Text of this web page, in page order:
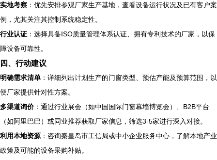
实地考察 ：优先安排参观厂家生产基地，查看设备运行状况及已有客户案
例，尤其关注其控制系统稳定性。
行业认证 ：选择具备ISO质量管理体系认证、拥有专利技术的厂家，以保
障设备可靠性。
四、行动建议
明确需求清单 ：详细列出计划生产的门窗类型、预估产能及预算范围，以
便厂家提供针对性方案。
多渠道询价：通过行业展会（如中国国际门窗幕墙博览会）、B2B平台
（如阿里巴巴）或同业推荐获取厂家信息，筛选3-5家进行深入对接。
利用本地资源 ：咨询秦皇岛市工信局或中小企业服务中心，了解本地产业
政策及可能的设备采购补贴。